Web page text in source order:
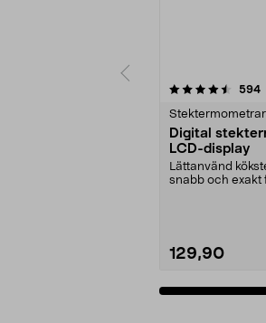
594
Digital
LCD-display
Lättanvänd
snabb och exakt
129,90
4.5 av